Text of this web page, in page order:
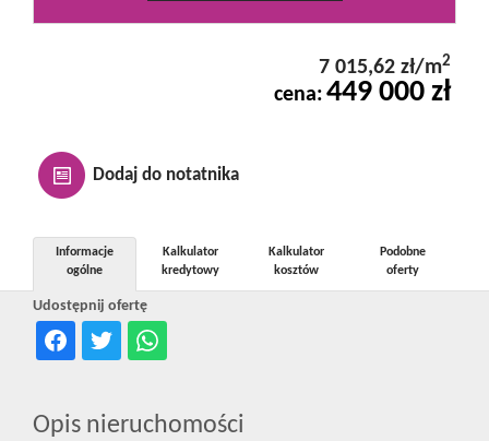
Kontakt
Notatnik
dla
7 015,62 zł/m2
cena: 449 000 zł
Dodaj do notatnika
Udostępnij ofertę
Informacje
ogólne
Kalkulator
kredytowy
Kalkulator
kosztów
Podobne
oferty
Opis nieruchomości